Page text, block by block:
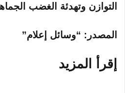
التوازن وتهدئة الغضب
المصدر: “وسائل إعلام”
إقرأ المزيد